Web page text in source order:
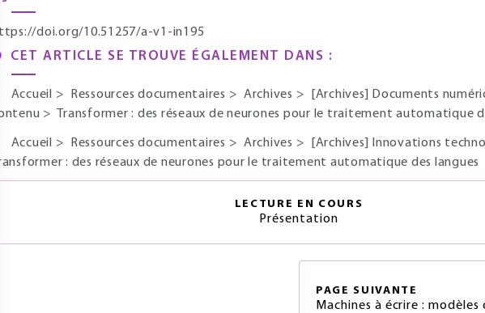
doi.org/10.51257/a-v1-in195
CET ARTICLE SE TROUVE ÉGALEMENT DANS :
Accueil > Ressources documentaires > Archives >
[Archives] Documents
> Transformer : des réseaux de neurones pour le traitement automatique
Accueil > Ressources documentaires > Archives > [Archives] Innovations
: des réseaux de neurones pour le traitement automatique des langues
LECTURE EN COURS
Présentation
PAGE SUIVANTE
Machines à écrire : modèles